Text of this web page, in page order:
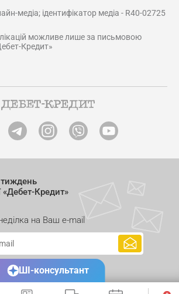
медіа; ідентифікатор медіа - R40-02725
можливе лише за письмовою
Кредит»
«Дебет-Кредит»
на Ваш e-mail
ШІ-консультант